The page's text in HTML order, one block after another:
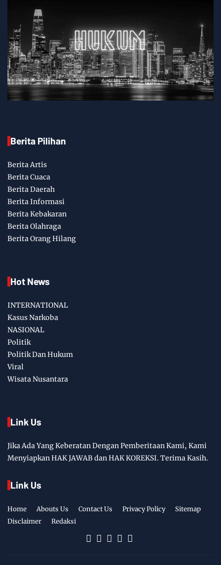
Berita Pilihan
Berita Artis
Berita Cuaca
Berita Daerah
Berita Informasi
Berita Kebakaran
Berita Olahraga
Berita Orang Hilang
Hot News
INTERNATIONAL
Kasus Narkoba
NASIONAL
Politik
Politik Dan Hukum
Viral
Wisata Nusantara
Link Us
Jika Ada Yang Keberatan Dengan Pemberitaan Kami, Kami
Menyiapkan HAK JAWAB dan HAK KOREKSI. Terima Kasih.
Link Us
Home Abouts Us Contact Us Privacy Policy
Sitemap
Disclaimer
Redaksi